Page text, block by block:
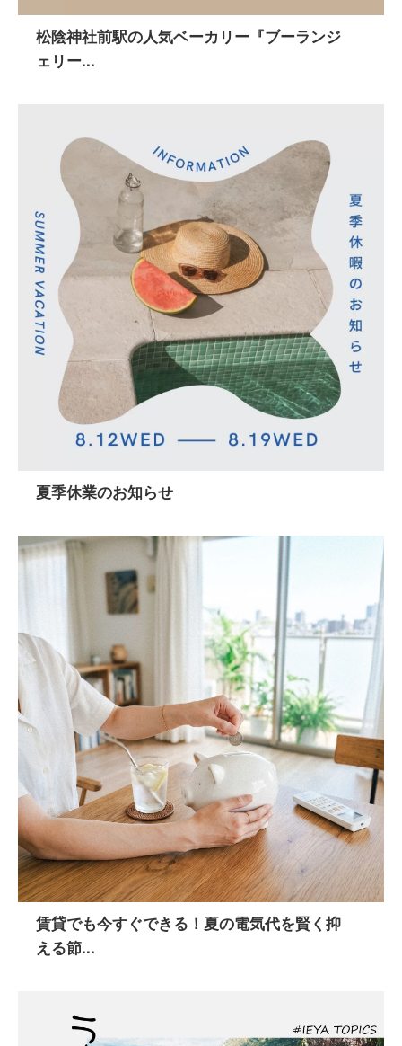
松陰神社前駅の人気ベーカリー『ブーランジ
ェリー...
夏季休業のお知らせ
賃貸でも今すぐできる！夏の電気代を賢く抑
える節...